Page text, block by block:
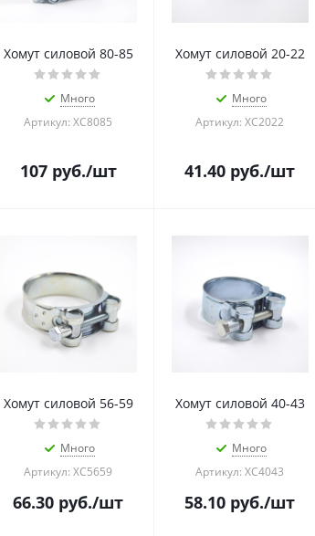
Хомут силовой 80-85
Много
Артикул: ХС8085
107руб./шт
Хомут силовой 20-22
Много
Артикул: ХС2022
41.40 руб./шт
Хомут силовой 56-59
Много
Артикул: ХС5659
66.30 руб./шт
Хомут силовой 40-43
Много
Артикул: ХС4043
58.10 руб./шт